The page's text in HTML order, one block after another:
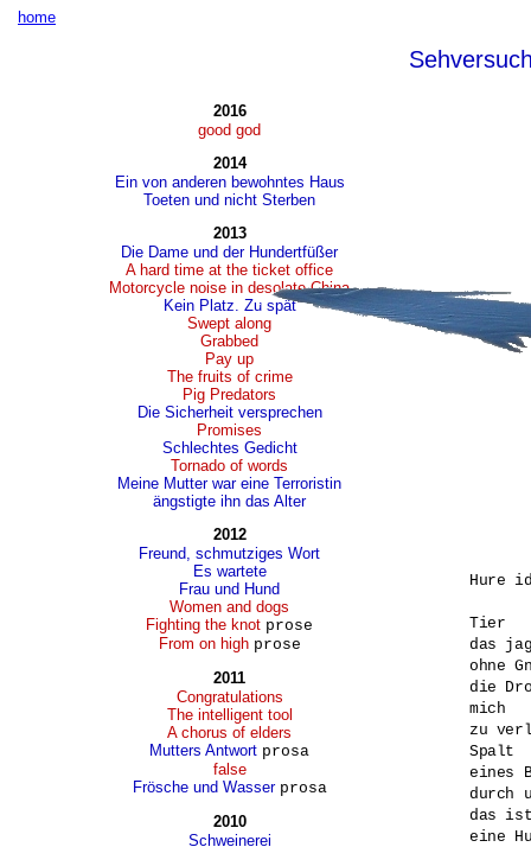
home
2016
good god
2014
Ein von anderen bewohntes Haus
Toeten und nicht Sterben
2013
Die Dame und der Hundertfüßer
A hard time at the ticket office
Motorcycle noise in desolate China
Kein Platz. Zu spät
Swept along
Grabbed
Pay up
The fruits of crime
Pig Predators
Die Sicherheit versprechen
Promises
Schlechtes Gedicht
Tornado of words
Meine Mutter war eine Terroristin
ängstigte ihn das Alter
2012
Freund, schmutziges Wort
Es wartete
Frau und Hund
Women and dogs
Fighting the knot prose
From on high prose
2011
Congratulations
The intelligent tool
A chorus of elders
Mutters Antwort prosa
false
Frösche und Wasser prosa
2010
Schweinerei
Hure
Tier
das
ohne
die
mich
zu
Spalt
eines
durch
das
eine